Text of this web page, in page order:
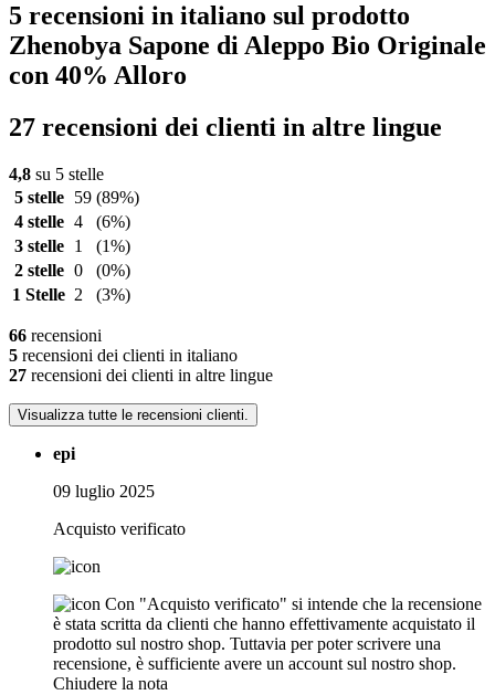
5 recensioni in italiano sul prodotto
Zhenobya Sapone di Aleppo Bio Originale
con 40% Alloro
27 recensioni dei clienti in altre lingue
4,8 su 5 stelle
5 stelle
59 (89%)
4 stelle 4
(6%)
3 stelle
1
(1%)
2 stelle 0
(0%)
1 Stelle 2 (3%)
66 recensioni
5 recensioni dei clienti in italiano
27 recensioni dei clienti in altre lingue
Visualizza tutte le recensioni clienti.
epi
09 luglio 2025
Acquisto verificato
Con "Acquisto verificato" si intende che la recensione
è stata scritta da clienti che hanno effettivamente acquistato il
prodotto sul nostro shop. Tuttavia per poter scrivere una
recensione, è sufficiente avere un account sul nostro shop.
Chiudere la nota